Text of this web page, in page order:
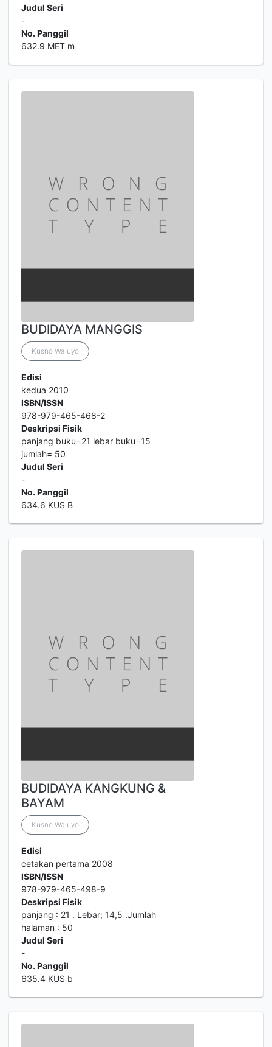
Judul Seri
-
No. Panggil
632.9 MET m
BUDIDAYA MANGGIS
Kusno Waluyo
Edisi
kedua 2010
ISBN/ISSN
978-979-465-468-2
Deskripsi Fisik
panjang buku=21 lebar buku=15
jumlah= 50
Judul Seri
-
No. Panggil
634.6 KUS B
BUDIDAYA KANGKUNG &
BAYAM
Kusno Waluyo
Edisi
cetakan pertama 2008
ISBN/ISSN
978-979-465-498-9
Deskripsi Fisik
panjang : 21 . Lebar; 14,5 .Jumlah
halaman : 50
Judul Seri
-
No. Panggil
635.4 KUS b